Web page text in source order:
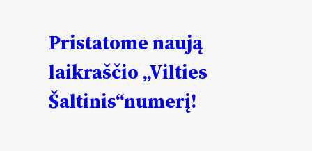
Pristatome naują
laikraščio „Vilties
Šaltinis“numerį!